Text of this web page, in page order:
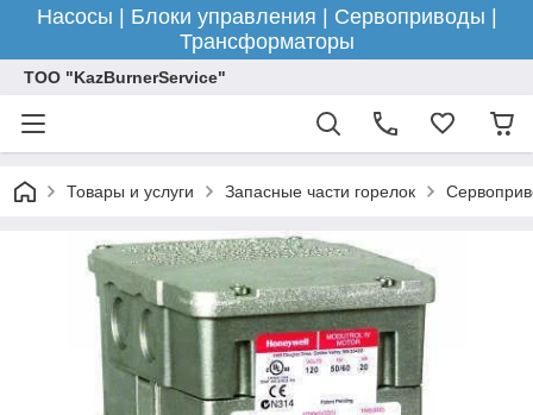
Насосы | Блоки управления | Сервоприводы |
Трансформаторы
ТОО "KazBurnerService"
Товары и услуги Запасные части горелок